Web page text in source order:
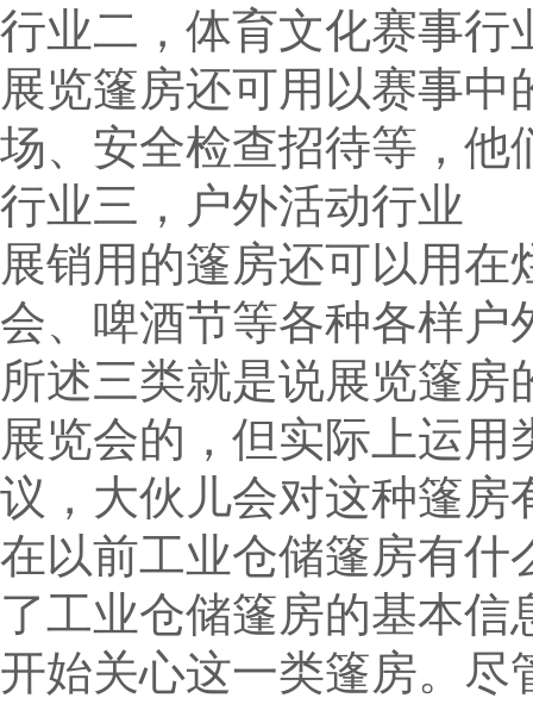
行业二，体育文化赛事行
展览篷房还可用以赛事
场、安全检查招待等，他
行业三，户外活动行业
展销用的篷房还可以用
会、啤酒节等各种各样户
所述三类就是说展览篷
展览会的，但实际上运
议，大伙儿会对这种篷房
在以前工业仓储篷房有什
了工业仓储篷房的基本
开始关心这一类篷房。尽